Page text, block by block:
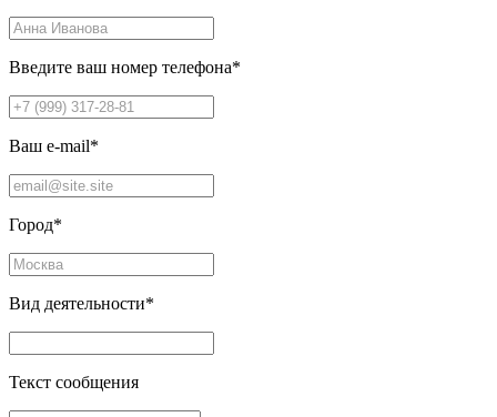
Введите ваш номер телефона*
Ваш e-mail*
Город*
Вид деятельности*
Текст сообщения